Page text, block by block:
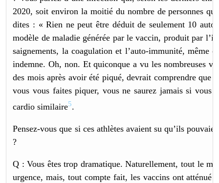
2020, soit environ la moitié du nombre de personnes
dites : « Rien ne peut être déduit de seulement 10
modèle de maladie générée par le vaccin, produit par
saignements, la coagulation et l’auto-immunité, même
indemne. Oh, non. Et quiconque a vu les nombreuses
des mois après avoir été piqué, devrait comprendre
vous vous faites piquer, vous ne saurez jamais si vous
cardio similaire5.
Pensez-vous que si ces athlètes avaient su qu’ils
?
Q : Vous êtes trop dramatique. Naturellement, tout le
urgence, mais, tout compte fait, les vaccins ont atténué